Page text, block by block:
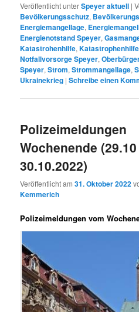
Veröffentlicht unterSpeyer aktuell |
Bevölkerungsschutz,
Energiemangellage,
Energienotstand Speyer,
Katastrohenhilfe,
Notfallvorsorge Speyer,
Speyer,Strom,Strommangellage,
Ukrainekrieg |Schreibe einen
Polizeimeldungen
Wochenende
30.10.2022)
Veröffentlicht am31. Oktober 2022
Kemmerich
Polizeimeldungen vom